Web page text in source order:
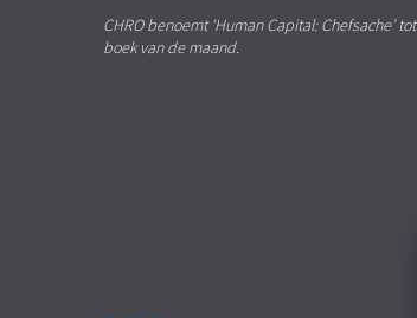
CHRO benoemt ‘Human Capital: Chefsache’ tot
boek van de maand.